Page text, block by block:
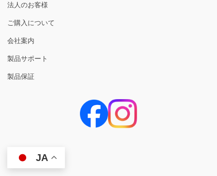
法人のお客様
ご購入について
会社案内
製品サポート
製品保証
JA